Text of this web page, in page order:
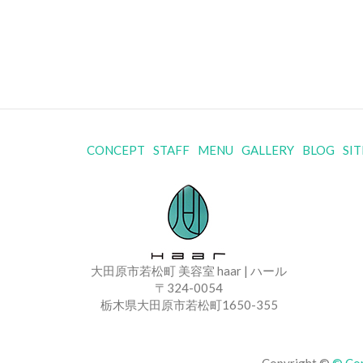
CONCEPT STAFF MENU GALLERY BLOG
大田原市若松町 美容室 haar | ハール
〒324-0054
栃木県大田原市若松町1650-355